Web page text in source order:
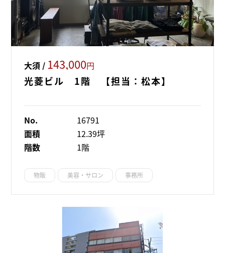
大須 / 143,000円
光菱ビル 1階 【担当：松本】
No.
16791
面積
12.39坪
階数
1階
物販 美容・サロン 事務所